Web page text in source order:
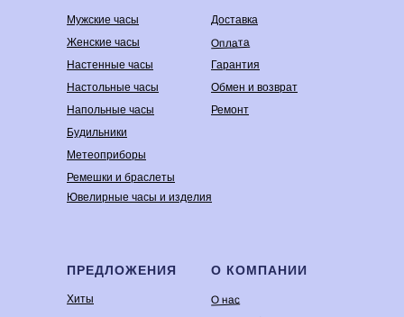
Мужские часы
Женские часы
Настенные часы
Настольные часы
Напольные часы
Будильники
Метеоприборы
Ремешки и браслеты
Ювелирные часы и изделия
ПРЕДЛОЖЕНИЯ
Хиты
Доставка
Оплата
Гарантия
Обмен и возврат
Ремонт
О КОМПАНИИ
О нас